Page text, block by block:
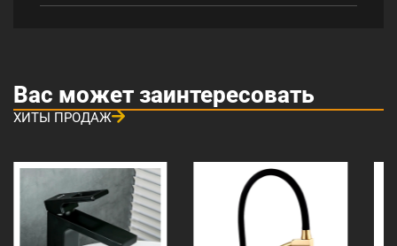
Вас может заинтересовать
ХИТЫ ПРОДАЖ